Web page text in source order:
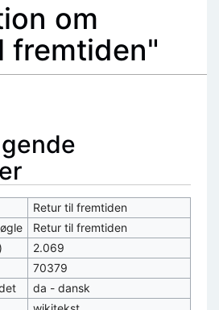
om
fremtiden"
Retur til fremtiden
Retur til fremtiden
2.069
70379
da - dansk